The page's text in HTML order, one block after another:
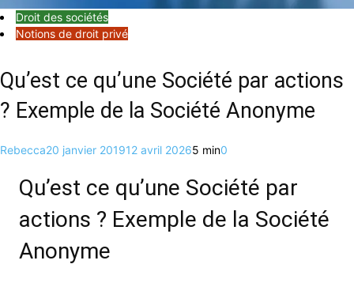
Droit des sociétés
Notions de droit privé
Qu’est ce qu’une Société par actions
? Exemple de la Société Anonyme
Rebecca20 janvier 201912 avril 20265 min0
Qu’est ce qu’une Société par
actions ? Exemple de la Société
Anonyme